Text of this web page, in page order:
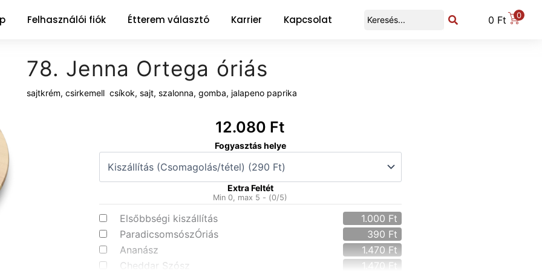
Felhasználói fiók Étterem választó Karrier Kapcsolat 0 Ft 0
78. Jenna Ortega óriás
sajtkrém, csirkemell csíkok, sajt, szalonna, gomba, jalapeno paprika
12.080 Ft
Fogyasztás helye
Extra Feltét
Min 0, max 5 - (0/5)
Elsőbbségi kiszállítás 1.000 Ft
ParadicsomsószÓriás
390 Ft
Ananász
1.470Ft
Cheddar Szósz
1.470Ft
Ortega
óriás
mennyiség